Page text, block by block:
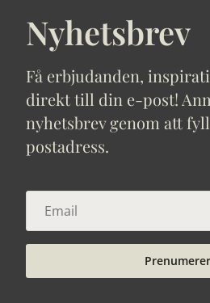
Nyhetsbrev
Få erbjudanden,
direkt till din e-post!
nyhetsbrev genom att
postadress.